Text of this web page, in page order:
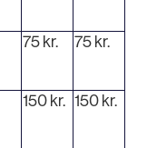
75 kr. 75 kr.
150 kr. 150 kr.